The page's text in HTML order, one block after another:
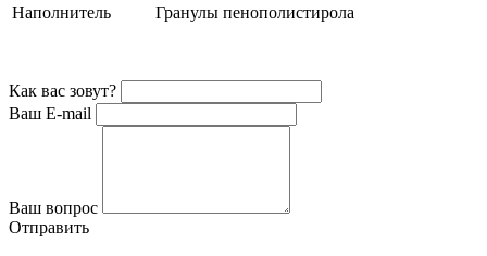
Наполнитель
Гранулы пенополистирола
Как вас зовут?
Ваш E-mail
Ваш вопрос
Отправить